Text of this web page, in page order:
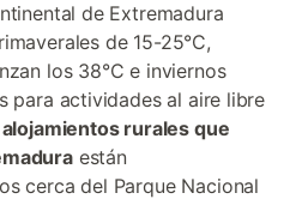
de Extremadura
de 15-25°C,
los 38°C e inviernos
para actividades al aire libre
alojamientos rurales que
están
cerca del Parque Nacional